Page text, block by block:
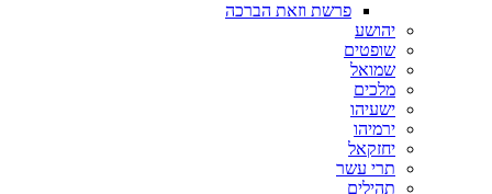
פרשת וזאת הברכה
יהושע
שופטים
שמואל
מלכים
ישעיהו
ירמיהו
יחזקאל
תרי עשר
תהילים